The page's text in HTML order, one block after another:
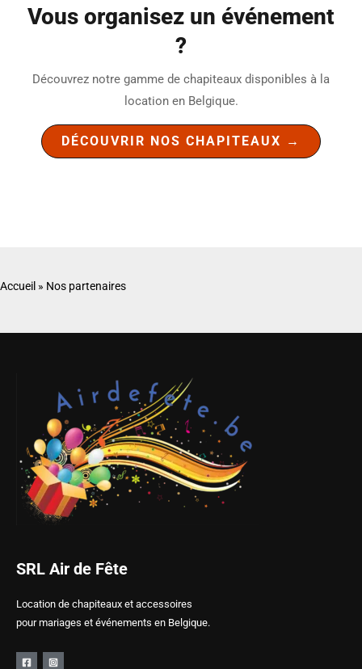
Vous organisez un événement
?
Découvrez notre gamme de chapiteaux disponibles à la
location en Belgique.
DÉCOUVRIR NOS CHAPITEAUX →
Accueil » Nos partenaires
SRL Air de Fête
Location de chapiteaux et accessoires
pour mariages et événements en Belgique.